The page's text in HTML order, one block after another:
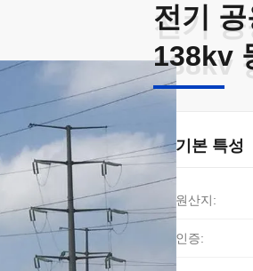
전기
138kv
전기
138kv
기본 특성
원산지:
인증: